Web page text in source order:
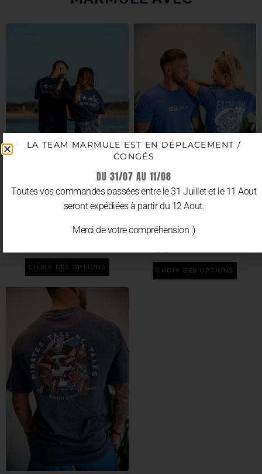
“F**K YOUR EGO”
CHOIX DES OPTIONS
CAPITAN”
CHOIX DES OPTIONS
LA TEAM MARMULE EST EN DÉPLACEMENT /
CONGÉS
DU 31/07 AU 11/08
Toutes vos commandes passées entre le 31 Juillet et le 11 Aout
seront expédiées à partir du 12 Aout.
Merci de votre compréhension :)